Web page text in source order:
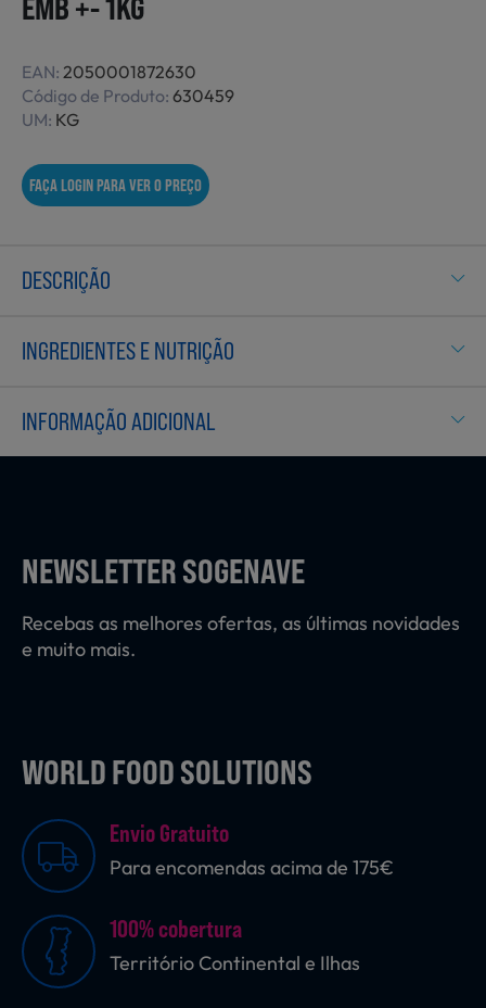
Refeições Prontas
Frutas e Legumes
Mercearia
Nutrição Clínica
Bebidas e Garrafeira
Produtos Vegetarianos
EAN: 2050001872630
Código de Produto: 630459
UM: KG
FAÇA LOGIN PARA VER O PREÇO
DESCRIÇÃO
INGREDIENTES E NUTRIÇÃO
INFORMAÇÃO ADICIONAL
NEWSLETTER SOGENAVE
Recebas as melhores ofertas, as últimas novidades
e muito mais.
WORLD FOOD SOLUTIONS
Envio Gratuito
Para encomendas acima de 175€
100% cobertura
Território Continental e Ilhas